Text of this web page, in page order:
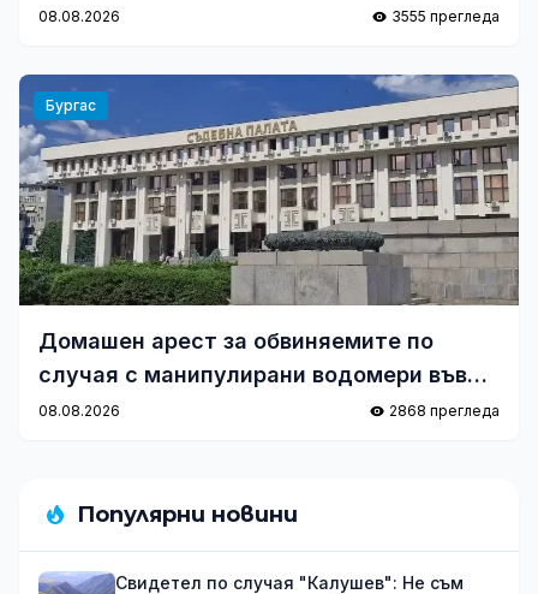
Черноморието
08.08.2026 3555 прегледа
Бургас
Домашен арест за обвиняемите по
случая с манипулирани водомери във
ВиК-Бургас
08.08.2026 2868 прегледа
Популярни новини
Свидетел по случая "Калушев": Не съм